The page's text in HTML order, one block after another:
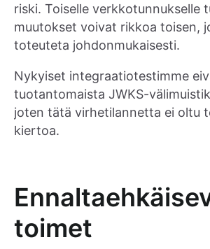
riski. Toiselle verkkotunnukselle
muutokset voivat rikkoa toisen,
toteuteta johdonmukaisesti.
Nykyiset integraatiotestimme
tuotantomaista JWKS-
joten tätä virhetilannetta ei oltu
kiertoa.
toimet